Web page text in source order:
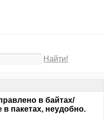
Найти!
в байтах/
в пакетах, неудобно.